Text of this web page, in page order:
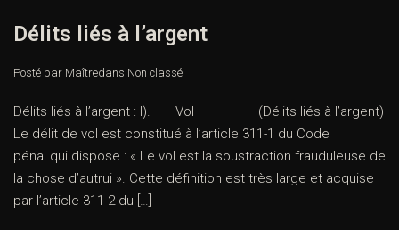
Délits liés à l’argent
Posté par Maîtredans Non classé
Délits liés à l’argent : I). — Vol (Délits liés à l’argent)
Le délit de vol est constitué à l’article 311-1 du Code
pénal qui dispose : « Le vol est la soustraction frauduleuse de
la chose d’autrui ». Cette définition est très large et acquise
par l’article 311-2 du […]